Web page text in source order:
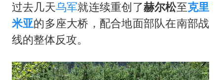
过去几天乌军就连续重创了赫尔松至克里
米亚的多座大桥，配合地面部队在南部战
线的整体反攻。